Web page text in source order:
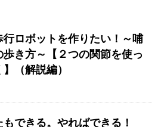
行ロボットを作りたい！～哺
歩き方～【２つの関節を使っ
（解説編）
もできる。やればできる！